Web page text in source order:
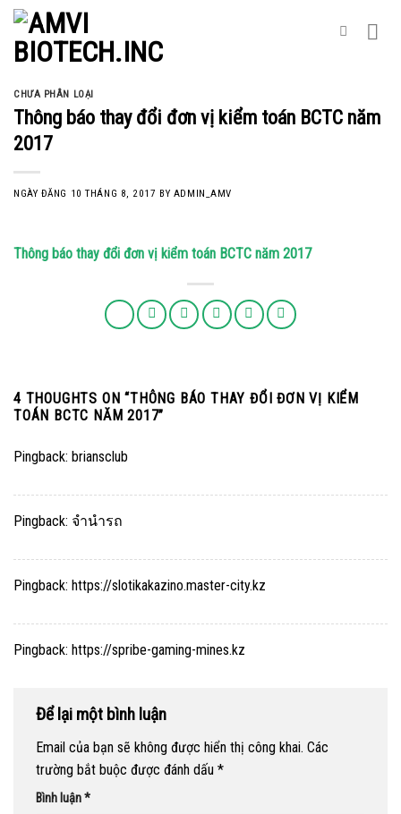
Skip
content
CHƯA PHÂN LOẠI
Thông báo thay đổi đơn vị kiểm toán BCTC năm
2017
NGÀY ĐĂNG 10 THÁNG 8, 2017 BY ADMIN_AMV
Thông báo thay đổi đơn vị kiểm toán BCTC năm 2017
4 THOUGHTS ON “THÔNG BÁO THAY ĐỔI ĐƠN VỊ KIỂM
TOÁN BCTC NĂM 2017”
Pingback: briansclub
Pingback: จำนำรถ
Pingback: https://slotikakazino.master-city.kz
Pingback: https://spribe-gaming-mines.kz
Để lại một bình luận
Email của bạn sẽ không được hiển thị công khai. Các
trường bắt buộc được đánh dấu *
Bình luận*